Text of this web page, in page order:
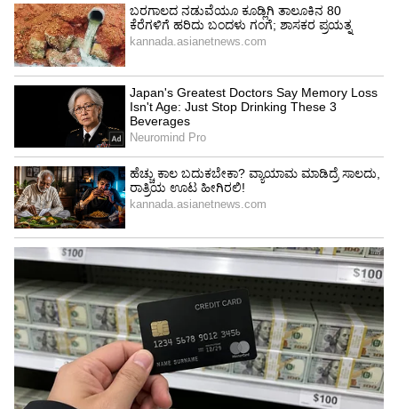
ಅವವರು ಹಾಕುವ ಶಾಪದಿಂದ ನಿಮಗಾಗುವ ಭಯ,
ಅಸಹಾಯಕತೆ ಮತ್ತು ಭಾವನಾತ್ಮಕ ಆಘಾತದ ಬಗ್ಗೆ. ಈ
ರೀತಿಯ ಬೆದರಿಕೆ ಹಗಲು ಹೊತ್ತಿನಲ್ಲಿ, ಸಾರ್ವಜನಿಕ ರಸ್ತೆಗಳಲ್ಲಿ
ಮತ್ತು ಬಹುಶಃ ಬೆಂಗಳೂರಿನ ಹಲವಾರು ಭಾಗಗಳಲ್ಲಿ
ನಡೆಯುತ್ತಿದೆ ಎಂದು ಯೋಚಿಸುವುದ್ದಕ್ಕೆ ಭಯ ಆಗ್ತಿದೆ. ನಾವು
ಇದನ್ನು ಜಾಗೃತಿ ಮೂಡಿಸಲು ಹಾಕಿದ್ದು, ಬೆಂಗಳೂರು
ಪೊಲೀಸರು ಇದನ್ನು ಗಂಭೀರವಾಗಿ ಪರಿಗಣಿಸುವಂತೆ
ಒತ್ತಾಯಿಸಲು ಹಂಚಿಕೊಳ್ಳುತ್ತಿದ್ದೇವೆ. ನಮಗಾದ ಅನುಭವ
ಬೇರೆ ಯಾರಿಗೂ ಆಗದಿರಲಿ, ದಯವಿಟ್ಟು ಜಾಗರೂಕರಾಗಿರಿ
ಮತ್ತು ಇಂತಹ ಕಿರುಕುಳದ ವಿರುದ್ಧ ಒಟ್ಟಾಗಿ ನಿಲ್ಲೋಣ ಎಂದು
ಅವರು ಪೋಸ್ಟ್ ಮಾಡಿದ್ದಾರೆ.
ಈ ಪೋಸ್ಟ್‌ಗೆ ಬೆಂಗಳೂರು ಪೊಲೀಸರು ಸ್ಪಂದಿಸಿದ್ದು, ಇಂತಹ
ಸಂದರ್ಭಗಳಲ್ಲಿ 112 ಕ್ಕೆ ಕರೆ ಮಾಡಿ ವಿಚಾರ ತಿಳಿಸಿ, ನಮ್ಮ
ತಂಡ ಸ್ಥಳಕ್ಕೆ ಹೊಯ್ಸಳ ವಾಹನವನ್ನು ಕಳುಹಿಸುತ್ತದೆ. ಹಾಗೂ